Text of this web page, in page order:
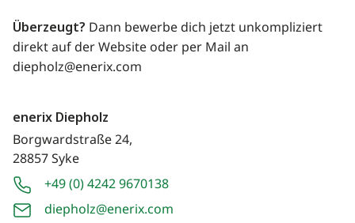
Überzeugt? Dann bewerbe dich jetzt unkompliziert
direkt auf der Website oder per Mail an
diepholz@enerix.com
enerix Diepholz
Borgwardstraße 24,
28857 Syke
+49 (0) 4242 9670138
diepholz@enerix.com